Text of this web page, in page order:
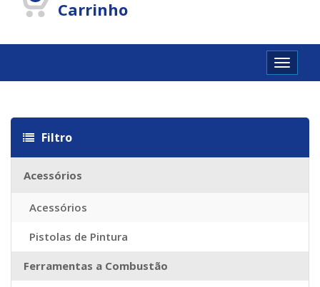
Carrinho
Toggle
Filtro
Acessórios
Acessórios
Pistolas de Pintura
Ferramentas a Combustão